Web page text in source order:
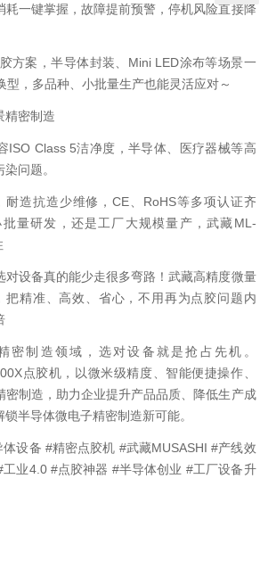
耗一键掌握，故障提前预警，停机风险直接降
方案，半导体封装、Mini LED涂布等场景一
型，多品种、小批量生产也能灵活应对～
精密制造
ISO Class 5洁净度，半导体、医疗器械等高
问题。
耐造抗造少维修，CE、RoHS等多项认证齐
量研发，还是工厂大规模量产，武藏ML-
对设备真的能少走很多弯路！武藏高精度微量
把精准、高效、省心，不用再为点胶问题内
密制造领域，选对设备就是抢占先机。
点胶机，以微米级精度、智能便捷操作、
密制造，助力企业提升产品品质、降低生产成
半导体微电子精密制造新可能。
设备 #精密点胶机 #武藏MUSASHI #产线效
业4.0 #点胶神器 #半导体创业 #工厂设备升